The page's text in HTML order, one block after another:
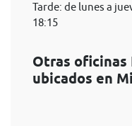
Tarde: de lunes a
18:15
Otras oficinas
ubicados en